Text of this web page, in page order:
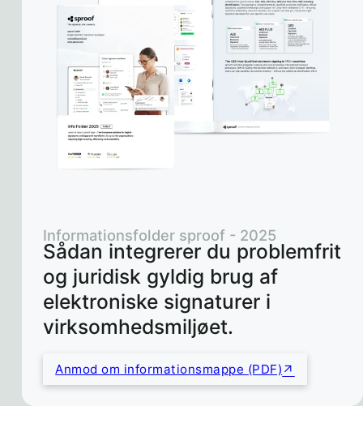
Sådan integrerer du problemfrit
og juridisk gyldig brug af
elektroniske signaturer i
virksomhedsmiljøet.
Informationsfolder sproof - 2025
Anmod om informationsmappe (PDF)